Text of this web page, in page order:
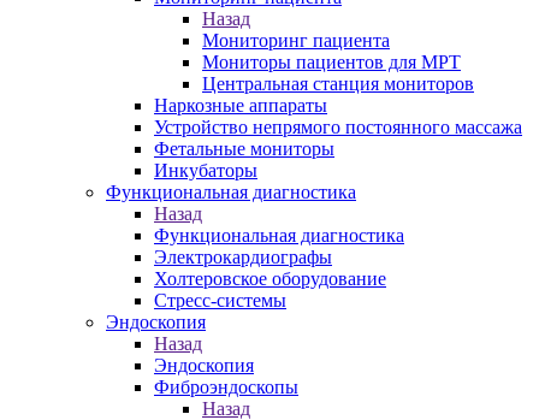
Назад
Мониторинг пациента
Мониторы пациентов для МРТ
Центральная станция мониторов
Наркозные аппараты
Устройство непрямого постоянного массажа
Фетальные мониторы
Инкубаторы
Функциональная диагностика
Назад
Функциональная диагностика
Электрокардиографы
Холтеровское оборудование
Стресс-системы
Эндоскопия
Назад
Эндоскопия
Фиброэндоскопы
Назад